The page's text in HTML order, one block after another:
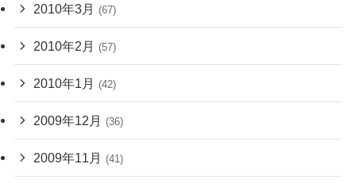
2010年3月 (67)
2010年2月 (57)
2010年1月 (42)
2009年12月 (36)
2009年11月 (41)